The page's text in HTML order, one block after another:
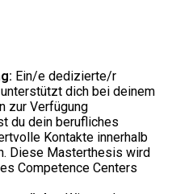
Ein/e dedizierte/r
dich bei deinem
zur Verfügung
du dein berufliches
Kontakte innerhalb
Diese Masterthesis wird
Competence Centers